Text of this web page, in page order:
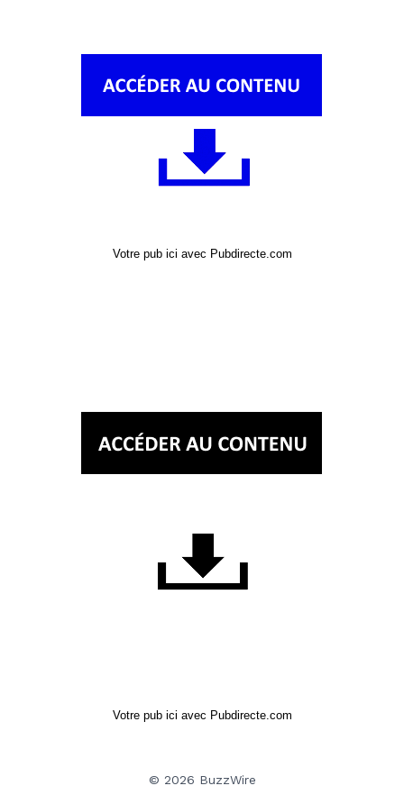
Votre pub ici avec Pubdirecte.com
Votre pub ici avec Pubdirecte.com
© 2026 BuzzWire